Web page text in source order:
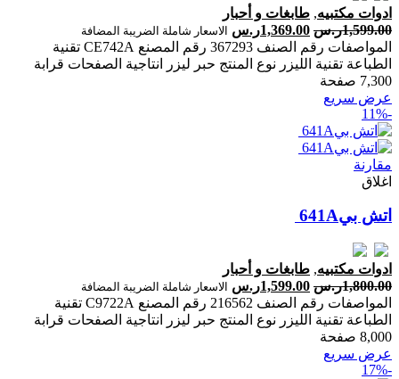
ادوات مكتبيه, طابغات و أحبار
1,599.00ر.س 1,369.00ر.س الاسعار شاملة الضريبة المضافة
المواصفات رقم الصنف 367293 رقم المصنع CE742A تقنية
الطباعة تقنية الليزر نوع المنتج حبر ليزر انتاجية الصفحات ‎قرابة
7,300 صفحة‎
عرض سريع
-11%
مقارنة
اغلاق
ادوات مكتبيه, طابغات و أحبار
1,800.00ر.س 1,599.00ر.س الاسعار شاملة الضريبة المضافة
المواصفات رقم الصنف 216562 رقم المصنع C9722A تقنية
الطباعة تقنية الليزر نوع المنتج حبر ليزر انتاجية الصفحات ‎قرابة
8,000 صفحة‎
عرض سريع
-17%